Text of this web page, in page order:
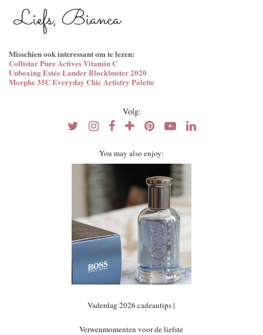
Misschien ook interessant om te lezen:
Collistar Pure Actives Vitamin C
Unboxing Estée Lauder Blockbuster 2020
Morphe 35C Everyday Chic Artistry Palette
Volg:
You may also enjoy:
Vaderdag 2026 cadeautips |
Verwenmomenten voor de liefste